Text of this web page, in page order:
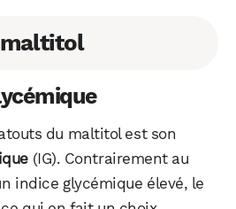
maltitol
du maltitol est son
(IG). Contrairement au
indice glycémique élevé, le